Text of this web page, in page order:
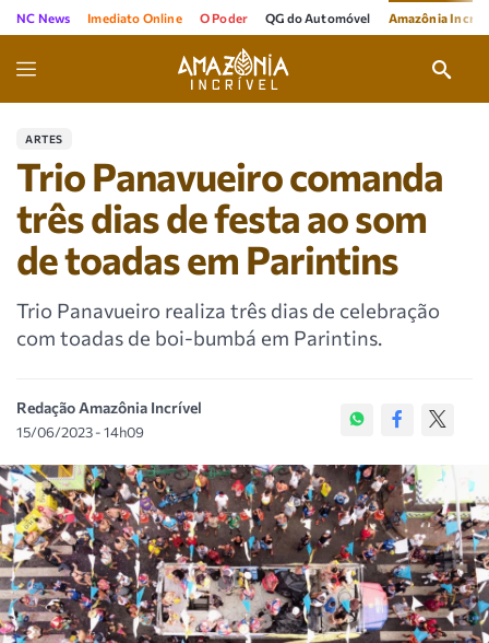
NC News Imediato Online O Poder QG do Automóvel Amazônia
ARTES
Trio Panavueiro comanda
três dias de festa ao som
de toadas em Parintins
Trio Panavueiro realiza três dias de celebração
com toadas de boi-bumbá em Parintins.
Redação Amazônia Incrível
15/06/2023 - 14h09